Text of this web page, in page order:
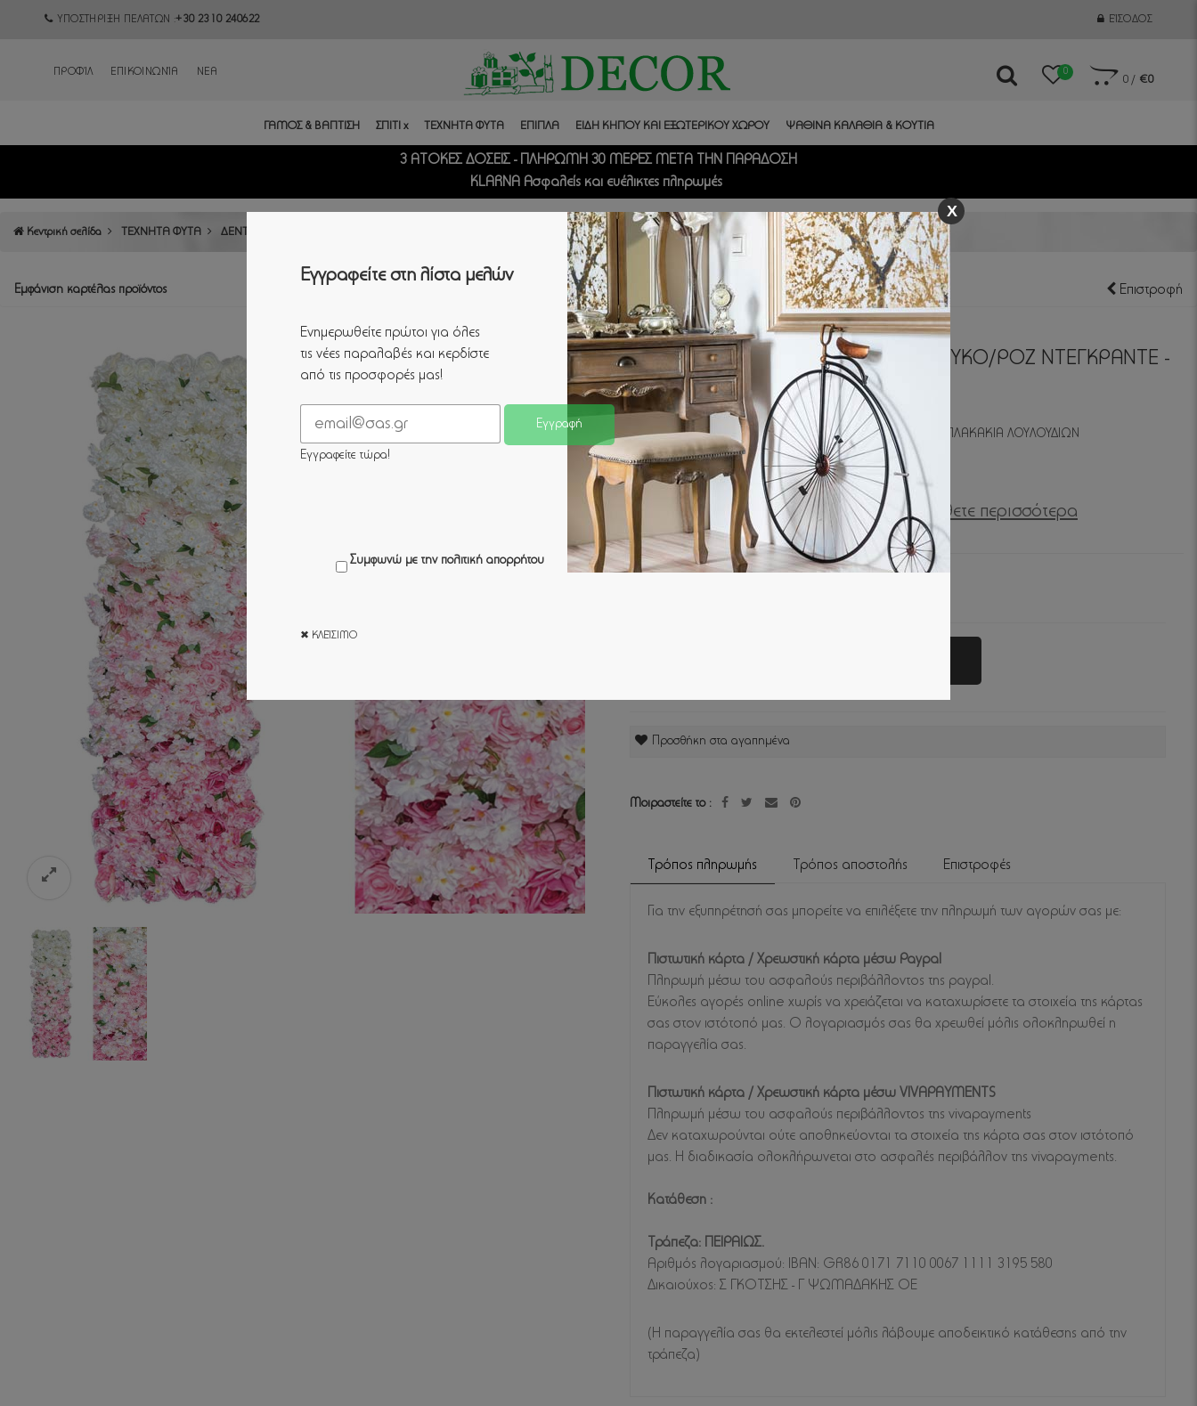
X
Εγγραφείτε στη λίστα μελών
Ενημερωθείτε πρώτοι για όλες
τις νέες παραλαβές και κερδίστε
από τις προσφορές μας!
Εγγραφή
Εγγραφείτε τώρα!
Συμφωνώ με την πολιτική απορρήτου
✖ ΚΛΕΊΣΙΜΟ
ΥΠΟΣΤΗΡΙΞΗ ΠΕΛΑΤΩΝ :+30 2310 240622 ΕΊΣΟΔΟΣ
ΠΡΟΦΊΛ ΕΠΙΚΟΙΝΩΝΊΑ ΝΕΑ 0
0/ €0
ΓΑΜΟΣ & ΒΑΠΤΙΣΗ ΣΠΙΤΙ x ΤΕΧΝΗΤΑ ΦΥΤΑ ΕΠΙΠΛΑ ΕΙΔΗ ΚΗΠΟΥ ΚΑΙ ΕΞΩΤΕΡΙΚΟΥ ΧΩΡΟΥ ΨΑΘΙΝΑ ΚΑΛΑΘΙΑ & ΚΟΥΤΙΑ
3 ΑΤΟΚΕΣ ΔΟΣΕΙΣ - ΠΛΗΡΩΜΗ 30 ΜΕΡΕΣ ΜΕΤΑ ΤΗΝ ΠΑΡΑΔΟΣΗ
KLARNA Ασφαλείς και ευέλικτες πληρωμές
Κεντρική σελίδα ΤΕΧΝΗΤΑ ΦΥΤΑ ΔΕΝΤΡΑ-ΠΡΑΣΙΝΑΔΕΣ-ΓΙΡΛΑΝΤΕΣ ΠΛΑΚΑΚΙ ΛΟΥΛΟΥΔΙΩΝ ΚΡΕΜΑΣΤΟ ΛΕΥΚΟ/ΡΟΖ ΝΤΕΓΚΡΑΝΤΕ - 50Χ200cm
Εμφάνιση καρτέλας προϊόντος Επιστροφή
ΠΛΑΚΑΚΙ ΛΟΥΛΟΥΔΙΩΝ ΚΡΕΜΑΣΤΟ ΛΕΥΚΟ/ΡΟΖ ΝΤΕΓΚΡΑΝΤΕ -
50Χ200cm
Κωδικός :01-90001-0
Κατηγορία :ΤΕΧΝΗΤΑ ΦΥΤΑ/ΔΕΝΤΡΑ-ΠΡΑΣΙΝΑΔΕΣ-ΓΙΡΛΑΝΤΕΣ/ΠΛΑΚΑΚΙΑ ΛΟΥΛΟΥΔΙΩN
279,00 €
ή 3 άτοκες δόσεις των93,00 € με Μάθετε περισσότερα
Προσθήκη στα αγαπημένα
Μοιραστείτε το :
Τρόπος πληρωμής Τρόπος αποστολής Επιστροφές
Για την εξυπηρέτησή σας μπορείτε να επιλέξετε την πληρωμή των αγορών σας με:
Πιστωτική κάρτα / Χρεωστική κάρτα μέσω Paypal
Πληρωμή μέσω του ασφαλούς περιβάλλοντος της paypal.
Εύκολες αγορές online χωρίς να χρειάζεται να καταχωρίσετε τα στοιχεία της κάρτας
σας στον ιστότοπό μας. Ο λογαριασμός σας θα χρεωθεί μόλις ολοκληρωθεί η
παραγγελία σας.
Πιστωτική κάρτα / Χρεωστική κάρτα μέσω VIVAPAYMENTS
Πληρωμή μέσω του ασφαλούς περιβάλλοντος της vivapayments
Δεν καταχωρούνται ούτε αποθηκεύονται τα στοιχεία της κάρτα σας στον ιστότοπό
μας. Η διαδικασία ολοκλήρωνεται στο ασφαλές περιβάλλον της vivapayments.
Κατάθεση :
Τράπεζα: ΠΕΙΡΑΙΩΣ.
Αριθμός λογαριασμού: IBAN: GR86 0171 7110 0067 1111 3195 580
Δικαιούχος: Σ ΓΚΟΤΣΗΣ - Γ ΨΩΜΑΔΑΚΗΣ ΟΕ
(Η παραγγελία σας θα εκτελεστεί μόλις λάβουμε αποδεικτικό κατάθεσης από την
τράπεζα)